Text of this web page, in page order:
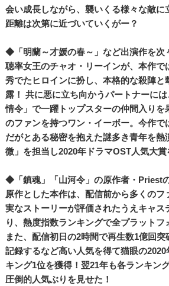
会い成長しながら、襲いくる様々な敵に
距離は次第に近づいていくがー？
◆「明蘭～才媛の春～」など出演作を次
聴率女王のチャオ・リーインが、本作で
秀でたヒロインに扮し、本格的な殺陣と
露！ 共に悪に立ち向かうパートナーに
情令」で一躍トップスターの仲間入りを
のファンを持つワン・イーボー。今作で
だがとある秘密を抱えた謎多き青年を熱
微」を担当し2020年ドラマOST人気大賞
◆「鎮魂」「山河令」の原作者・Priest
原作とした本作は、配信前から多くのフ
実なストーリーが評価されたうえキャス
り、熱度指数ランキングで全プラットフ
また、配信初日の2時間で再生数1億回
記録するなど高い人気を得て猫眼の
キング1位を獲得！翌21年も各ランキン
圧倒的人気ぶりを見せた！